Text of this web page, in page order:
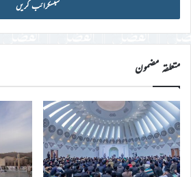
ڈی
درج
کریں
متعلقہ مضمون